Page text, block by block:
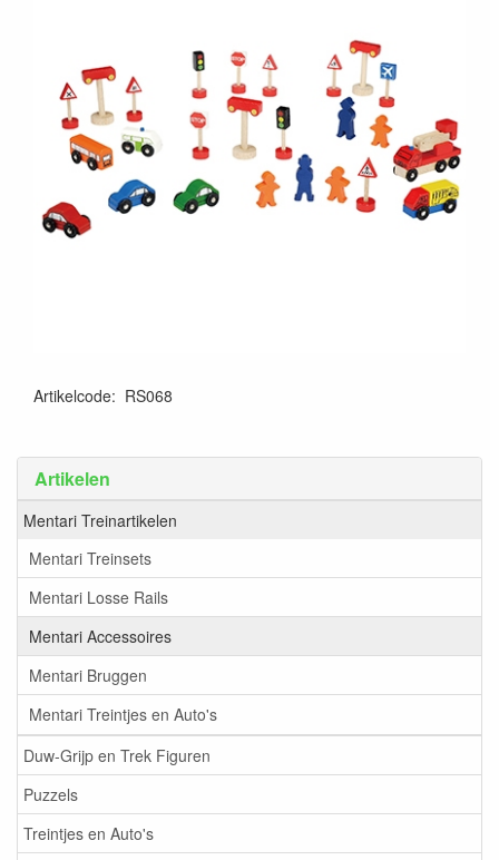
Artikelen
Mentari Treinartikelen
Mentari Treinsets
Mentari Losse Rails
Mentari Accessoires
Mentari Bruggen
Mentari Treintjes en Auto's
Duw-Grijp en Trek Figuren
Puzzels
Treintjes en Auto's
Artikelcode: RS068